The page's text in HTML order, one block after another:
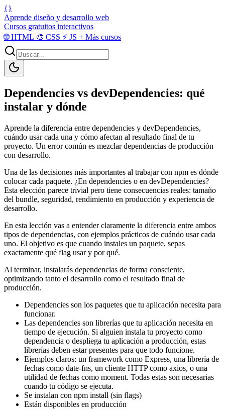
{}
Aprende diseño y desarrollo web
Cursos gratuitos interactivos
🌐HTML 🎨 CSS ⚡ JS + Más cursos
Dependencies vs devDependencies: qué
instalar y dónde
Aprende la diferencia entre dependencies y devDependencies,
cuándo usar cada una y cómo afectan al resultado final de tu
proyecto. Un error común es mezclar dependencias de producción
con desarrollo.
Una de las decisiones más importantes al trabajar con npm es dónde
colocar cada paquete. ¿En dependencies o en devDependencies?
Esta elección parece trivial pero tiene consecuencias reales: tamaño
del bundle, seguridad, rendimiento en producción y experiencia de
desarrollo.
En esta lección vas a entender claramente la diferencia entre ambos
tipos de dependencias, con ejemplos prácticos de cuándo usar cada
uno. El objetivo es que cuando instales un paquete, sepas
exactamente qué flag usar y por qué.
Al terminar, instalarás dependencias de forma consciente,
optimizando tanto el desarrollo como el resultado final de
producción.
Dependencies son los paquetes que tu aplicación necesita para
funcionar.
Las dependencies son librerías que tu aplicación necesita en
tiempo de ejecución. Si alguien instala tu proyecto como
dependencia o despliega tu aplicación a producción, estas
librerías deben estar presentes para que todo funcione.
Ejemplos claros: un framework como Express, una librería de
fechas como date-fns, un cliente HTTP como axios, o una
utilidad de fechas como moment. Todas estas son necesarias
cuando tu código se ejecuta.
Se instalan con npm install (sin flags)
Están disponibles en producción